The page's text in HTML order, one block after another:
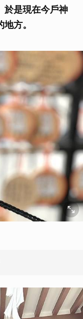
於是現在今戶神
方。